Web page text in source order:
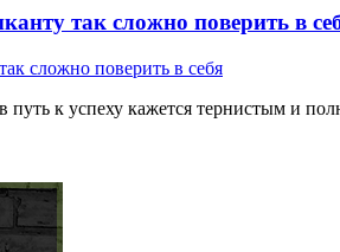
так сложно поверить в
к успеху кажется тернистым и